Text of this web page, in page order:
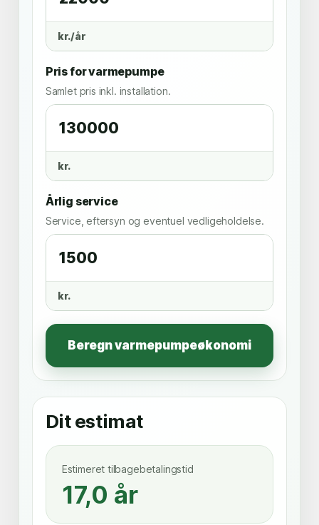
kr./år
Pris for varmepumpe
Samlet pris inkl. installation.
kr.
Årlig service
Service, eftersyn og eventuel vedligeholdelse.
kr.
Beregn varmepumpeøkonomi
Dit estimat
Estimeret tilbagebetalingstid
17,0 år